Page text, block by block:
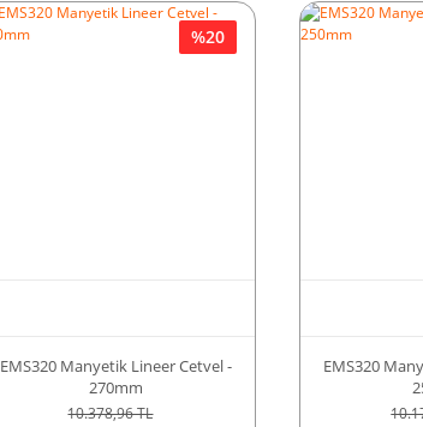
EMS320 Manyetik Lineer Cetvel -
270mm
10.378,96 TL
%20
EMS320